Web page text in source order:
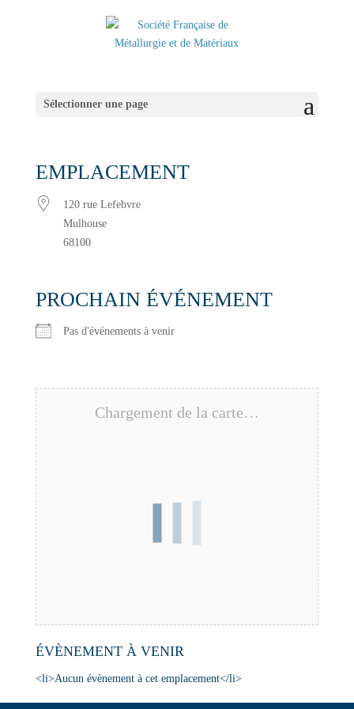
Sélectionner une page
EMPLACEMENT
120 rue Lefebvre
Mulhouse
68100
PROCHAIN ÉVÉNEMENT
Pas d'événements à venir
Chargement de la carte…
ÉVÈNEMENT À VENIR
<li>Aucun évènement à cet emplacement</li>